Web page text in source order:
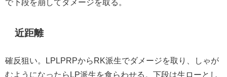
で下段を崩してダメージを取る。
近距離
確反狙い。LPLPRPからRK派生でダメージを取り、しゃが
むようになったらLP派生を食らわせる。下段は生ローとし